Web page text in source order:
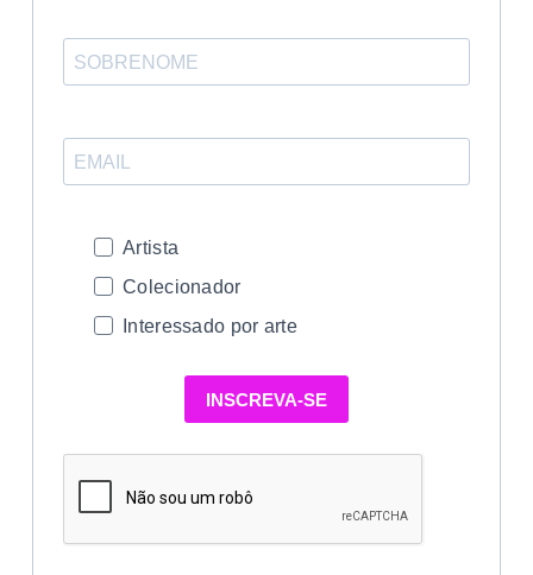
Artista
Colecionador
Interessado por arte
INSCREVA-SE